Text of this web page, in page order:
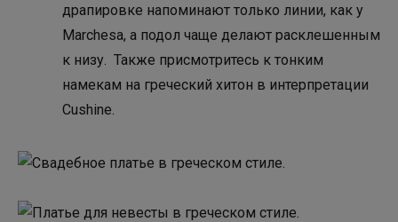
драпировке напоминают только линии, как у
Marchesa, а подол чаще делают расклешенным
к низу. Также присмотритесь к тонким
намекам на греческий хитон в интерпретации
Cushine.